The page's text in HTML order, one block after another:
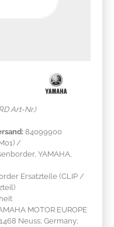
Art-Nr.)
84099900
/
YAMAHA,
Ersatzteile (CLIP /
MOTOR EUROPE
Neuss; Germany;